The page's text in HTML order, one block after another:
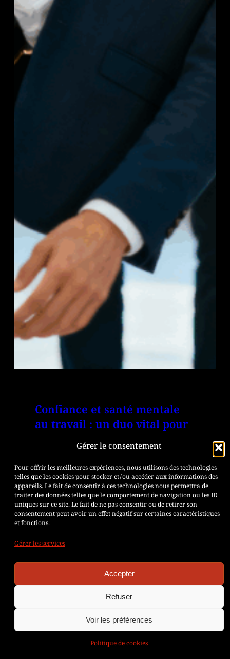
Gérer le consentement
Pour offrir les meilleures expériences, nous utilisons des technologies
telles que les cookies pour stocker et/ou accéder aux informations des
appareils. Le fait de consentir à ces technologies nous permettra de
traiter des données telles que le comportement de navigation ou les ID
uniques sur ce site. Le fait de ne pas consentir ou de retirer son
consentement peut avoir un effet négatif sur certaines caractéristiques
et fonctions.
Gérer les services
Accepter
Refuser
Voir les préférences
Politique de cookies
Confiance et santé mentale
au travail : un duo vital pour
les entreprises
Dans un contexte professionnel
marqué par la montée de l’anxiété, du
désengagement et des
transformations rapides du travail, la
confiance apparaît aujourd’hui
santé mentale en entreprise. Loin
d’être un simple enjeu relationnel, elle
constitue un levier stratégique de
performance durable — autant
individuel que collectif. La confiance,